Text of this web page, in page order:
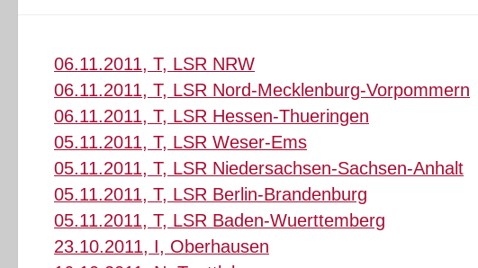
06.11.2011, T, LSR NRW
06.11.2011, T, LSR Nord-Mecklenburg-Vorpommern
06.11.2011, T, LSR Hessen-Thueringen
05.11.2011, T, LSR Weser-Ems
05.11.2011, T, LSR Niedersachsen-Sachsen-Anhalt
05.11.2011, T, LSR Berlin-Brandenburg
05.11.2011, T, LSR Baden-Wuerttemberg
23.10.2011, I, Oberhausen